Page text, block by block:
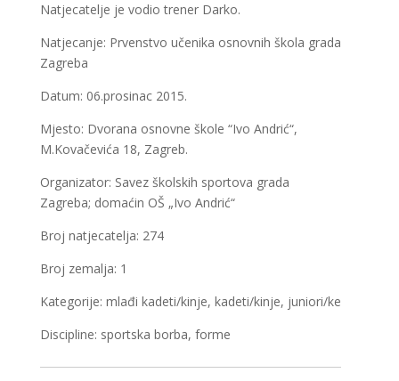
Natjecatelje je vodio trener Darko.
Natjecanje: Prvenstvo učenika osnovnih škola grada
Zagreba
Datum: 06.prosinac 2015.
Mjesto: Dvorana osnovne škole “Ivo Andrić“,
M.Kovačevića 18, Zagreb.
Organizator: Savez školskih sportova grada
Zagreba; domaćin OŠ „Ivo Andrić“
Broj natjecatelja: 274
Broj zemalja: 1
Kategorije: mlađi kadeti/kinje, kadeti/kinje, juniori/ke
Discipline: sportska borba, forme